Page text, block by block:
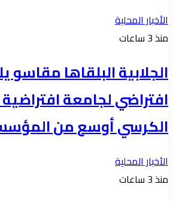
الأخبار المحلية
منذ 3 ساعات
الجلابية البلقاها مقاسو
افتراضي لجامعة
الكرسي أوسع من
الأخبار المحلية
منذ 3 ساعات